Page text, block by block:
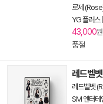
로제
YG 플러스|
43,000
품절
레드벨
레드벨벳
SM 엔터테